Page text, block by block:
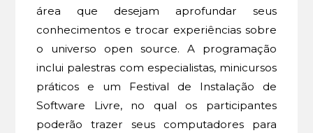
área que desejam aprofundar seus
conhecimentos e trocar experiências sobre
o universo open source. A programação
inclui palestras com especialistas, minicursos
práticos e um Festival de Instalação de
Software Livre, no qual os participantes
poderão trazer seus computadores para